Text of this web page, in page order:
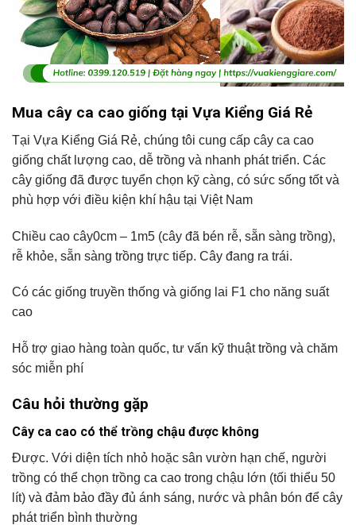
Mua cây ca cao giống tại Vựa Kiểng Giá Rẻ
Tại Vựa Kiểng Giá Rẻ, chúng tôi cung cấp cây ca cao
giống chất lượng cao, dễ trồng và nhanh phát triển. Các
cây giống đã được tuyển chọn kỹ càng, có sức sống tốt và
phù hợp với điều kiện khí hậu tại Việt Nam
Chiều cao cây0cm – 1m5 (cây đã bén rễ, sẵn sàng trồng),
rễ khỏe, sẵn sàng trồng trực tiếp. Cây đang ra trái.
Có các giống truyền thống và giống lai F1 cho năng suất
cao
Hỗ trợ giao hàng toàn quốc, tư vấn kỹ thuật trồng và chăm
sóc miễn phí
Câu hỏi thường gặp
Cây ca cao có thể trồng chậu được không
Được. Với diện tích nhỏ hoặc sân vườn hạn chế, người
trồng có thể chọn trồng ca cao trong chậu lớn (tối thiểu 50
lít) và đảm bảo đầy đủ ánh sáng, nước và phân bón để cây
phát triển bình thường